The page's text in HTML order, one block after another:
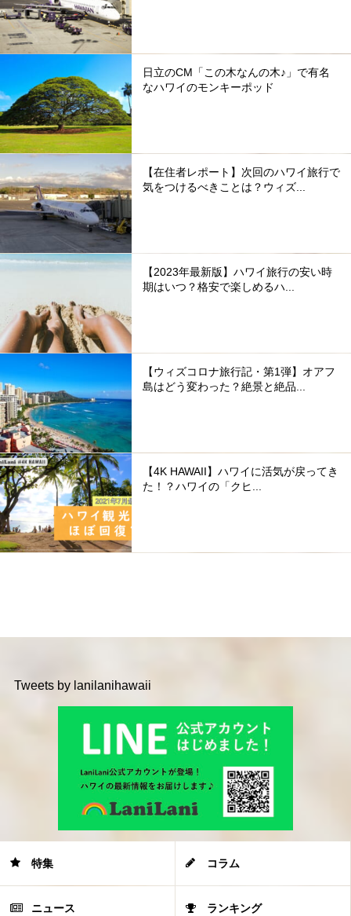
日立のCM「この木なんの木♪」で有名
なハワイのモンキーポッド
【在住者レポート】次回のハワイ旅行で
気をつけるべきことは？ウィズ...
【2023年最新版】ハワイ旅行の安い時
期はいつ？格安で楽しめるハ...
【ウィズコロナ旅行記・第1弾】オアフ
島はどう変わった？絶景と絶品...
【4K HAWAII】ハワイに活気が戻ってき
た！？ハワイの「クヒ...
Tweets by lanilanihawaii
特集 コラム
ニュース ランキング